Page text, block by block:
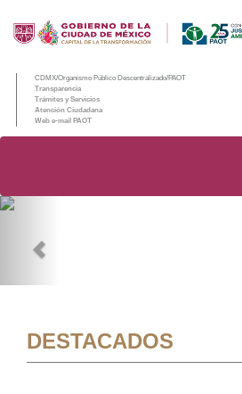
CDMX/Organismo Público Descentralizado/PAOT
Transparencia
Trámites y Servicios
Atención Ciudadana
Web e-mail PAOT
DESTACADOS